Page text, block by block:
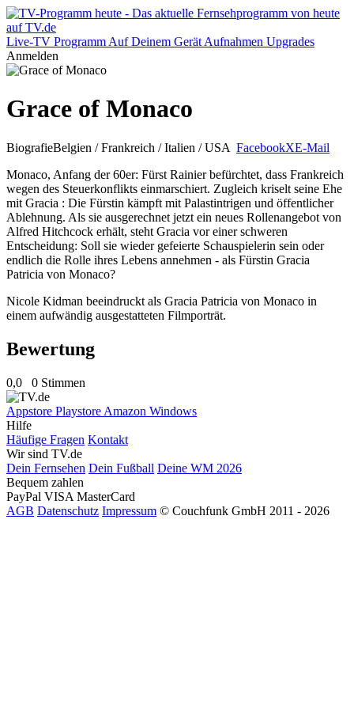
Live-TV Programm Auf Deinem Gerät Aufnahmen Upgrades
Anmelden
Grace of Monaco
BiografieBelgien / Frankreich / Italien / USA FacebookXE-Mail
Monaco, Anfang der 60er: Fürst Rainier befürchtet, dass Frankreich
wegen des Steuerkonflikts einmarschiert. Zugleich kriselt seine Ehe
mit Gracia : Die Fürstin kämpft mit Palastintrigen und öffentlicher
Ablehnung. Als sie ausgerechnet jetzt ein neues Rollenangebot von
Alfred Hitchcock erhält, steht Gracia vor einer schweren
Entscheidung: Soll sie wieder gefeierte Schauspielerin sein oder
endlich die Rolle ihres Lebens annehmen - als Fürstin Gracia
Patricia von Monaco?
Nicole Kidman beeindruckt als Gracia Patricia von Monaco in
einem aufwändig ausgestatteten Filmporträt.
Bewertung
0,0 0 Stimmen
Appstore Playstore Amazon Windows
Hilfe
Häufige Fragen Kontakt
Wir sind TV.de
Dein Fernsehen Dein Fußball Deine WM 2026
Bequem zahlen
PayPal VISA MasterCard
AGB Datenschutz Impressum © Couchfunk GmbH 2011 - 2026